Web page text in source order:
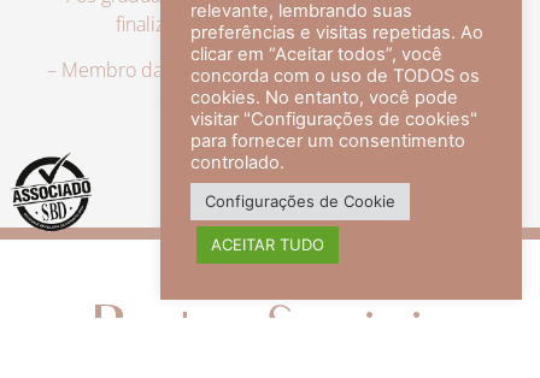
finalizado a especialização em 2007.
– Membro da Sociedade Brasileira de Dermatologia,
com título de especialista.
veja mais +
Redes Sociais
relevante, lembrando suas
preferências e visitas repetidas. Ao
clicar em “Aceitar todos”, você
concorda com o uso de TODOS os
cookies. No entanto, você pode
visitar "Configurações de cookies"
para fornecer um consentimento
controlado.
Configurações de Cookie
ACEITAR TUDO